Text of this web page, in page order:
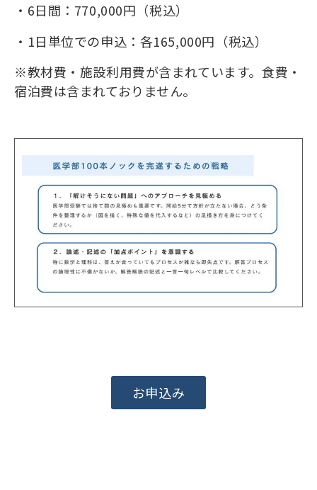
・6日間：770,000円（税込）
・1日単位での申込：各165,000円（税込）
※教材費・施設利用費が含まれています。食費・
宿泊費は含まれておりません。
お申込み